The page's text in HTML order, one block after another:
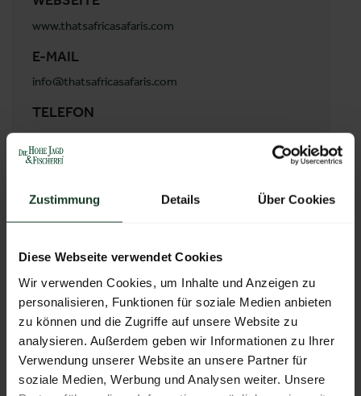
Zustimmung Details Über Cookies
Diese Webseite verwendet Cookies
Wir verwenden Cookies, um Inhalte und Anzeigen zu
personalisieren, Funktionen für soziale Medien anbieten
zu können und die Zugriffe auf unsere Website zu
analysieren. Außerdem geben wir Informationen zu Ihrer
Verwendung unserer Website an unsere Partner für
soziale Medien, Werbung und Analysen weiter. Unsere
www.thatsafricasafaris.com
E-MAIL
info@thatsafricasafaris.com
TELEFON
(+27) 8237 13117
ADRESSE
THAT'S AFRICA SAFARIS
Südafrika
ZUR ÜBERSICHT